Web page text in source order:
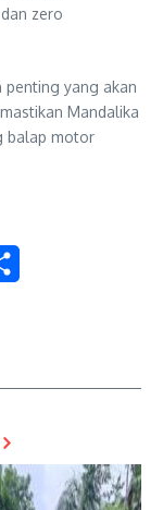
zero
penting yang akan
Mandalika
balap motor